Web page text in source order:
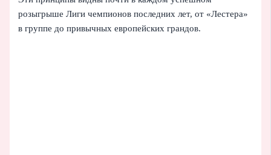
розыгрыше Лиги чемпионов последних лет, от «Лестера»
в группе до привычных европейских грандов.